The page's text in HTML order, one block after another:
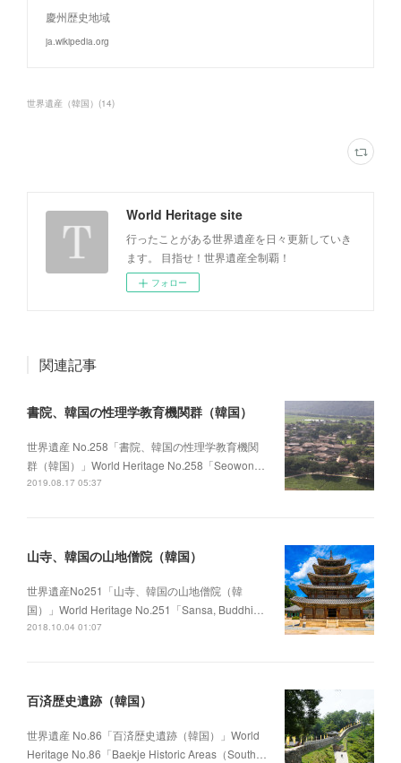
慶州歴史地域
ja.wikipedia.org
世界遺産（韓国） (14)
World Heritage site
行ったことがある世界遺産を日々更新していき
ます。 目指せ！世界遺産全制覇！
フォロー
関連記事
書院、韓国の性理学教育機関群（韓国）
世界遺産 No.258「書院、韓国の性理学教育機関
群（韓国）」World Heritage No.258「Seowon…
2019.08.17 05:37
山寺、韓国の山地僧院（韓国）
世界遺産No251「山寺、韓国の山地僧院（韓
国）」World Heritage No.251「Sansa, Buddhi…
2018.10.04 01:07
百済歴史遺跡（韓国）
世界遺産 No.86「百済歴史遺跡（韓国）」World
Heritage No.86「Baekje Historic Areas（South…